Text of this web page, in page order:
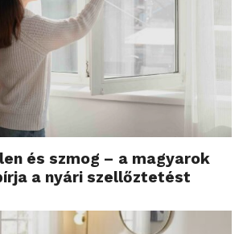
és szmog – a magyarok
a nyári szellőztetést